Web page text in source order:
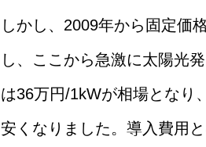
しかし、2009年から固定価
し、ここから急激に太陽光
は36万円/1kWが相場となり
安くなりました。導入費用